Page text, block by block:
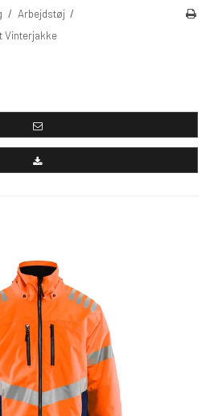
/ Arbejdstøj /
Vinterjakke